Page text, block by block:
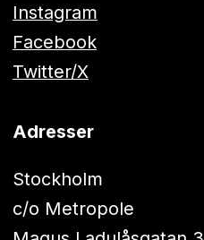
Instagram
Facebook
Twitter/X
Adresser
Stockholm
c/o Metropole